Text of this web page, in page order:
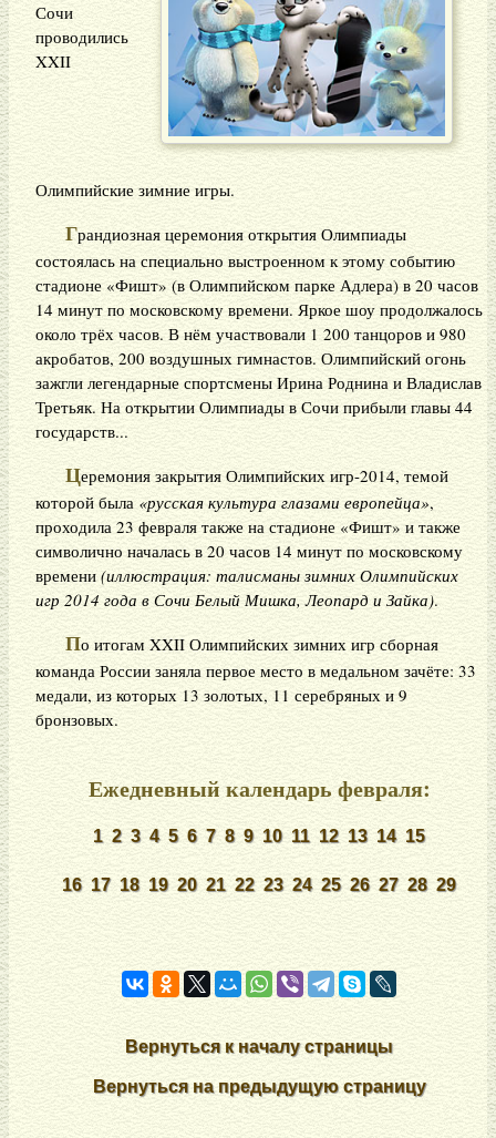
Сочи
проводились
XXII
Олимпийские зимние игры.
Грандиозная церемония открытия Олимпиады
состоялась на специально выстроенном к этому событию
стадионе «Фишт» (в Олимпийском парке Адлера) в 20 часов
14 минут по московскому времени. Яркое шоу продолжалось
около трёх часов. В нём участвовали 1 200 танцоров и 980
акробатов, 200 воздушных гимнастов. Олимпийский огонь
зажгли легендарные спортсмены Ирина Роднина и Владислав
Третьяк. На открытии Олимпиады в Сочи прибыли главы 44
государств...
Церемония закрытия Олимпийских игр-2014, темой
которой была «русская культура глазами европейца»,
проходила 23 февраля также на стадионе «Фишт» и также
символично началась в 20 часов 14 минут по московскому
времени (иллюстрация: талисманы зимних Олимпийских
игр 2014 года в Сочи Белый Мишка, Леопард и Зайка).
По итогам XXII Олимпийских зимних игр сборная
команда России заняла первое место в медальном зачёте: 33
медали, из которых 13 золотых, 11 серебряных и 9
бронзовых.
Ежедневный календарь февраля:
1 2 3 4 5 6 7 8 9 10 11 12 13 14 15
16 17 18 19 20 21 22 23 24 25 26 27 28 29
Вернуться к началу страницы
Вернуться на предыдущую страницу